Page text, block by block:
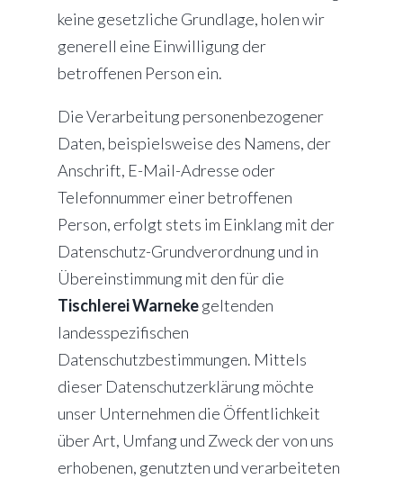
keine gesetzliche Grundlage, holen wir
generell eine Einwilligung der
betroffenen Person ein.
Die Verarbeitung personenbezogener
Daten, beispielsweise des Namens, der
Anschrift, E-Mail-Adresse oder
Telefonnummer einer betroffenen
Person, erfolgt stets im Einklang mit der
Datenschutz-Grundverordnung und in
Übereinstimmung mit den für die
Tischlerei Warnekegeltenden
landesspezifischen
Datenschutzbestimmungen. Mittels
dieser Datenschutzerklärung möchte
unser Unternehmen die Öffentlichkeit
über Art, Umfang und Zweck der von uns
erhobenen, genutzten und verarbeiteten